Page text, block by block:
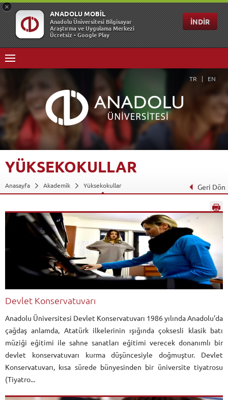
TR EN
YÜKSEKOKULLAR
Anasayfa Akademik Yüksekokullar Geri Dön
Devlet Konservatuvarı
Anadolu Üniversitesi Devlet Konservatuvarı 1986 yılında Anadolu'da
çağdaş anlamda, Atatürk ilkelerinin ışığında çoksesli klasik batı
müziği eğitimi ile sahne sanatları eğitimi verecek donanımlı bir
devlet konservatuvarı kurma düşüncesiyle doğmuştur. Devlet
Konservatuvarı, kısa sürede bünyesinden bir üniversite tiyatrosu
(Tiyatro...